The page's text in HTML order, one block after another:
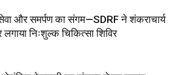
सेवा और समर्पण का संगम—SDRF ने शंकराचार्य
निःशुल्क चिकित्सा शिविर